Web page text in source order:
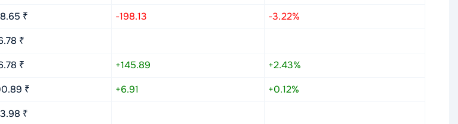
₹ -198.13
-3.22%
₹
₹ +145.89
+2.43%
₹ +6.91
+0.12%
₹